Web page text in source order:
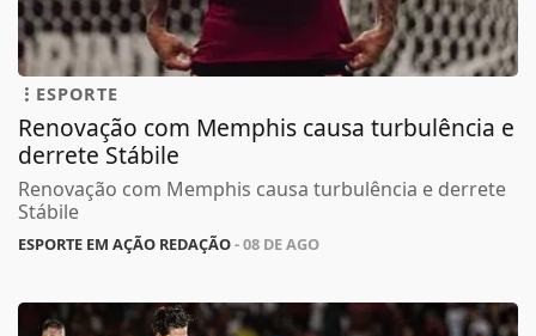
ESPORTE
Renovação com Memphis causa turbulência e
derrete Stábile
Renovação com Memphis causa turbulência e derrete
Stábile
ESPORTE EM AÇÃO REDAÇÃO- 08 DE AGO